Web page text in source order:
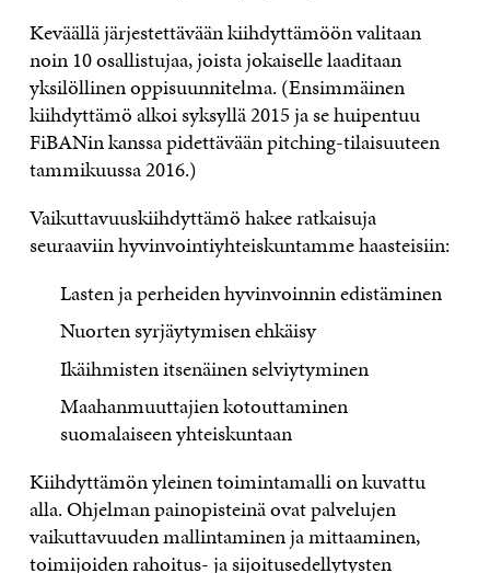
Keväällä järjestettävään kiihdyttämöön valitaan
noin 10 osallistujaa, joista jokaiselle laaditaan
yksilöllinen oppisuunnitelma. (Ensimmäinen
kiihdyttämö alkoi syksyllä 2015 ja se huipentuu
FiBANin kanssa pidettävään pitching-tilaisuuteen
tammikuussa 2016.)
Vaikuttavuuskiihdyttämö hakee ratkaisuja
seuraaviin hyvinvointiyhteiskuntamme haasteisiin:
Lasten ja perheiden hyvinvoinnin edistäminen
Nuorten syrjäytymisen ehkäisy
Ikäihmisten itsenäinen selviytyminen
Maahanmuuttajien kotouttaminen
suomalaiseen yhteiskuntaan
Kiihdyttämön yleinen toimintamalli on kuvattu
alla. Ohjelman painopisteinä ovat palvelujen
vaikuttavuuden mallintaminen ja mittaaminen,
toimijoiden rahoitus- ja sijoitusedellytysten